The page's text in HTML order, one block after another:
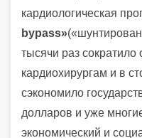
кардиологическая
bypass»
тысячи раз
кардиохирургам и в
сэкономило
долларов и уже
экономический и